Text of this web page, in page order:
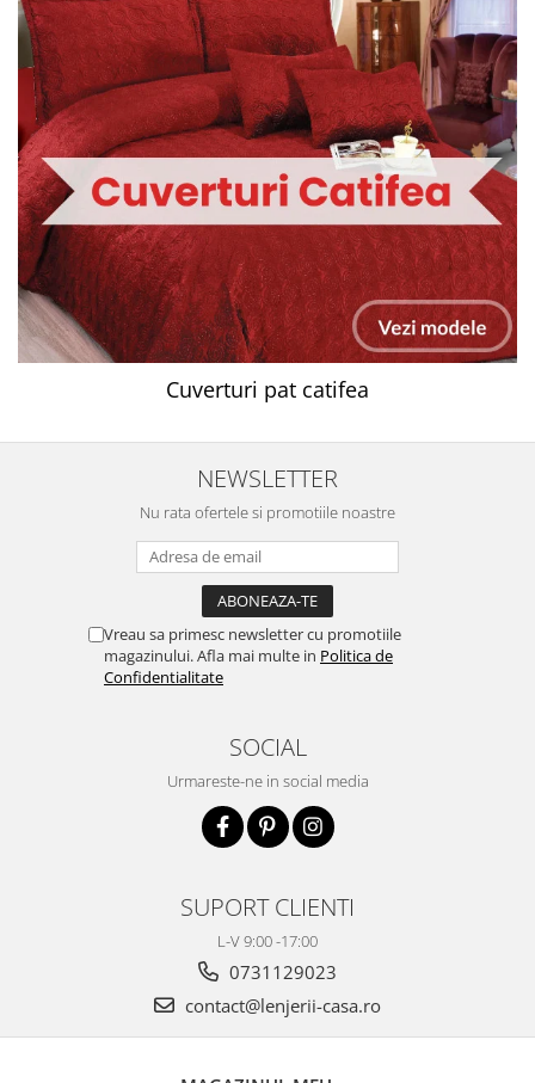
Cuverturi pat catifea
NEWSLETTER
Nu rata ofertele si promotiile noastre
Vreau sa primesc newsletter cu promotiile
magazinului. Afla mai multe in Politica de
Confidentialitate
SOCIAL
Urmareste-ne in social media
SUPORT CLIENTI
L-V 9:00 -17:00
0731129023
contact@lenjerii-casa.ro